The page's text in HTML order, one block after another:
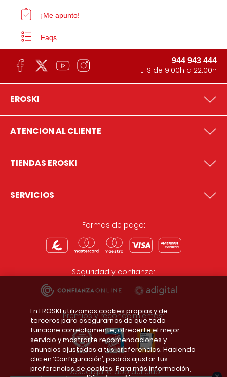
¡Me apunto!
Faqs
944 943 444
L-S de 9:00h a 22:00h
EROSKI
ATENCION AL CLIENTE
TIENDAS EROSKI
SERVICIOS
Formas de pago:
Seguridad y confianza:
Premios y reconocimientos:
Descarga la app del club
En EROSKI utilizamos cookies propias y de
terceros para asegurarnos de que todo
funcione correctamente, ofrecerte el mejor
servicio y mostrarte recomendaciones y
anuncios ajustados a tus preferencias. Haciendo
clic en ‘Configuración’, podrás ajustar tus
preferencias de cookies. Para más información,